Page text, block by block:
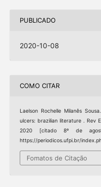
PUBLICADO
2020-10-08
COMO CITAR
Laelson Rochelle Milanês
ulcers: brazilian literature . Rev
2020 [citado 8º de
https://periodicos.ufpi.br/
Fomatos de Citação